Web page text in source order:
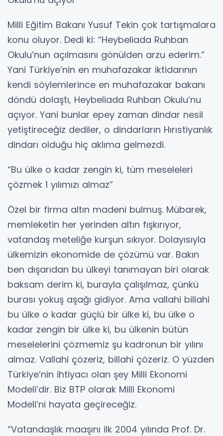
Milli Eğitim Bakanı Yusuf Tekin çok tartışmalara
konu oluyor. Dedi ki: “Heybeliada Ruhban
Okulu’nun açılmasını gönülden arzu ederim.”
Yani Türkiye’nin en muhafazakar iktidarının
kendi söylemlerince en muhafazakar bakanı
döndü dolaştı, Heybeliada Ruhban Okulu’nu
açıyor. Yani bunlar epey zaman dindar nesil
yetiştireceğiz dediler, o dindarların Hırıstiyanlık
dindarı olduğu hiç aklıma gelmezdi.
“Bu ülke o kadar zengin ki, tüm meseleleri
çözmek 1 yılımızı almaz”
Özel bir firma altın madeni bulmuş. Mübarek,
memleketin her yerinden altın fışkırıyor,
vatandaş meteliğe kurşun sıkıyor. Dolayısıyla
ülkemizin ekonomide de çözümü var. Bakın
ben dışarıdan bu ülkeyi tanımayan biri olarak
baksam derim ki, burayla çalışılmaz, çünkü
burası yokuş aşağı gidiyor. Ama vallahi billahi
bu ülke o kadar güçlü bir ülke ki, bu ülke o
kadar zengin bir ülke ki, bu ülkenin bütün
meselelerini çözmemiz şu kadronun bir yılını
almaz. Vallahi çözeriz, billahi çözeriz. O yüzden
Türkiye’nin ihtiyacı olan şey Milli Ekonomi
Modeli’dir. Biz BTP olarak Milli Ekonomi
Modeli’ni hayata geçireceğiz.
“Vatandaşlık maaşını ilk 2004 yılında Prof. Dr.